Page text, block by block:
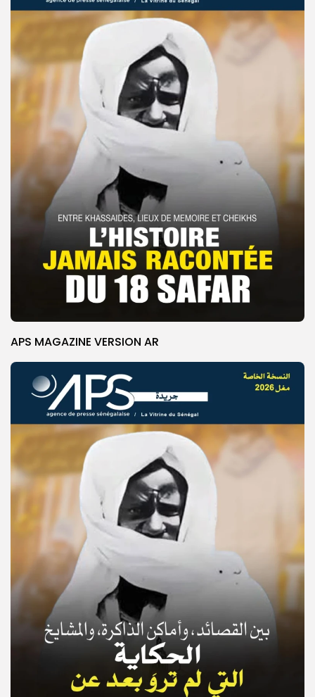
© Copyright 2025, APS
APS MAGAZINE VERSION AR